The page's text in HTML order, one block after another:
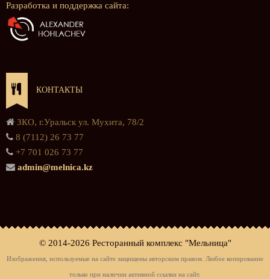
Разработка и поддержка сайта:
КОНТАКТЫ
ЗКО, г.Уральск ул. Мухита, 78/2
8 (7112) 26 73 77
+7 701 026 73 77
admin@melnica.kz
© 2014-2026 Ресторанный комплекс "Мельница"
Изображения, используемые на сайте защищены авторским правом. Любое копирование
только при наличии активной ссылки на сайт.